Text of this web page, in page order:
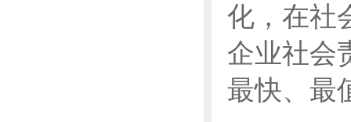
化，在社
企业社会
最快、最